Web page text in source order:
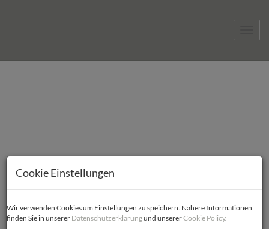
Über uns
Cookie Einstellungen
Wir verwenden Cookies um Einstellungen zu speichern. Nähere Informationen
finden Sie in unserer Datenschutzerklärungund unsererCookie Policy.